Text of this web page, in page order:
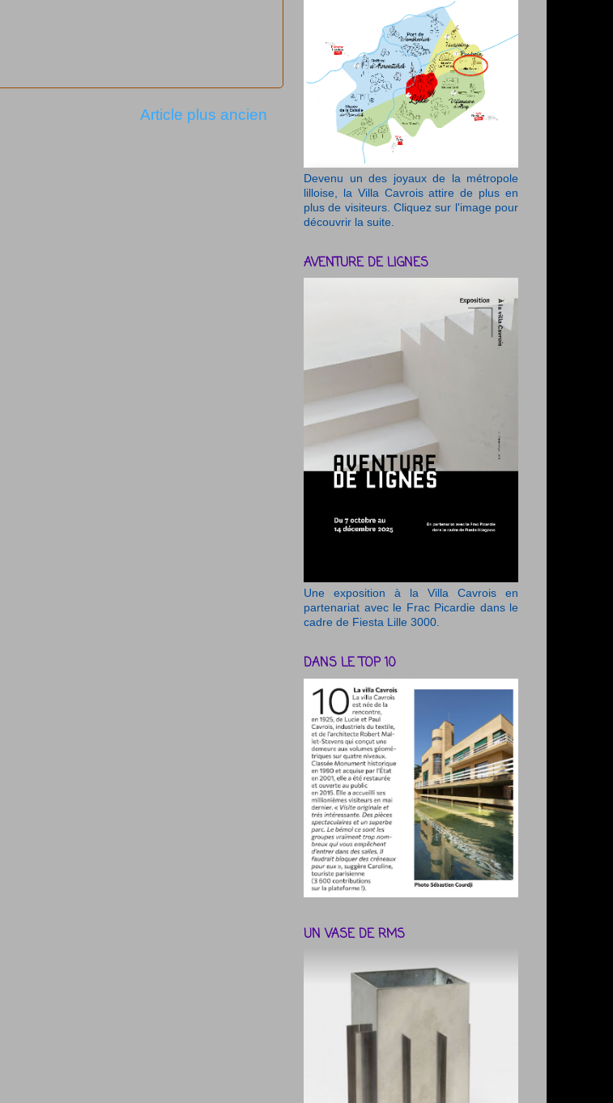
Article plus ancien
Devenu un des joyaux de la métropole
lilloise, la Villa Cavrois attire de plus en
plus de visiteurs. Cliquez sur l'image pour
découvrir la suite.
AVENTURE DE LIGNES
Une exposition à la Villa Cavrois en
partenariat avec le Frac Picardie dans le
cadre de Fiesta Lille 3000.
DANS LE TOP 10
UN VASE DE RMS